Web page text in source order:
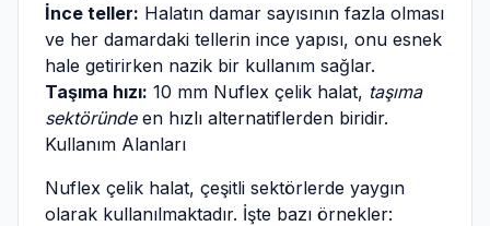
İnce teller: Halatın damar sayısının fazla olması
ve her damardaki tellerin ince yapısı, onu esnek
hale getirirken nazik bir kullanım sağlar.
Taşıma hızı: 10 mm Nuflex çelik halat, taşıma
sektöründeen hızlı alternatiflerden biridir.
Kullanım Alanları
Nuflex çelik halat, çeşitli sektörlerde yaygın
olarak kullanılmaktadır. İşte bazı örnekler: